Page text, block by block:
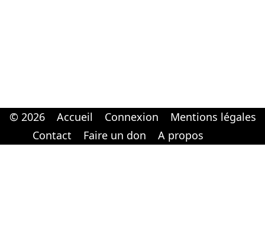
© 2026 Accueil Connexion
Mentions légales
Contact
Faire un don A propos